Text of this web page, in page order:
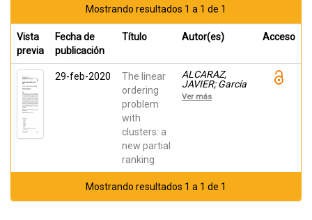
Mostrando resultados 1 a 1 de 1
Vista
previa
Fecha de
publicación
Título Autor(es) Acceso
29-feb-2020
The linear
ordering
problem
with
clusters: a
new partial
ranking
ALCARAZ,
JAVIER; García
Nové, Eva
María; Landete,
Ver más
Mostrando resultados 1 a 1 de 1